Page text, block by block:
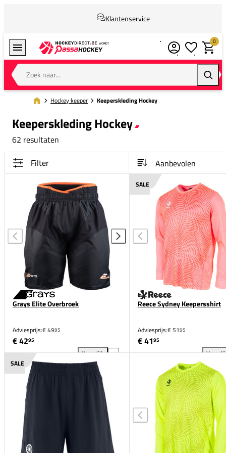
Klantenservice
Zoek naar...
0
Hockey keeper Keeperskleding Hockey
Keeperskleding Hockey
62 resultaten
Filter
Grays Elite Overbroek
Adviesprijs:€ 4995
€ 4295
Vergelijk
Grays Elite Overbroek toevoegen aan vergelijking
SALE
Reece Sydney Keepersshirt
Adviesprijs:€ 5195
€ 4195
SALE